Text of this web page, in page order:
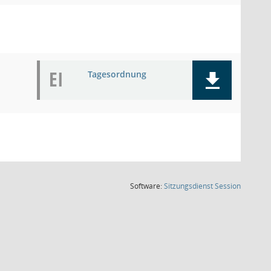
EI Tagesordnung
Software:SitzungsdienstSession(Wird in